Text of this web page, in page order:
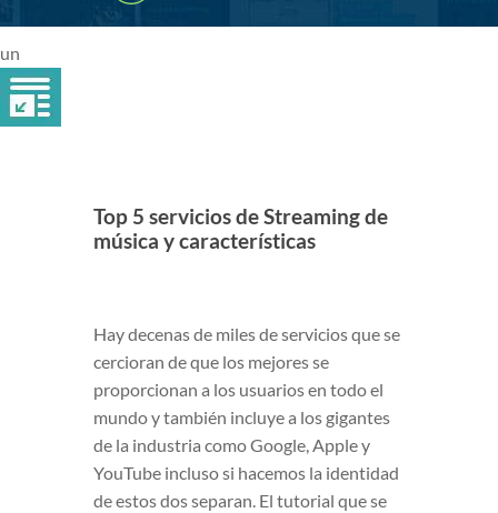
un
Top 5 servicios de Streaming de
música y características
Hay decenas de miles de servicios que se
cercioran de que los mejores se
proporcionan a los usuarios en todo el
mundo y también incluye a los gigantes
de la industria como Google, Apple y
YouTube incluso si hacemos la identidad
de estos dos separan. El tutorial que se